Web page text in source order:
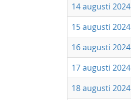
14 augusti 2024
15 augusti 2024
16 augusti 2024
17 augusti 2024
18 augusti 2024